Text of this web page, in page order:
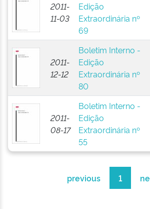
2011-
11-03
Edição
Extraordinária nº
69
2011-
12-12
Boletim Interno -
Edição
Extraordinária nº
80
2011-
08-17
Boletim Interno -
Edição
Extraordinária nº
55
previous 1